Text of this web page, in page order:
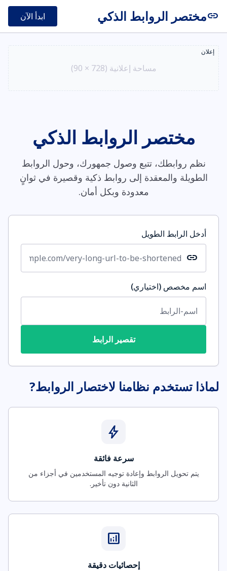
linkمختصر الروابط الذكي ابدأ الآن
إعلان
مساحة إعلانية (728 × 90)
مختصر الروابط الذكي
نظم روابطك، تتبع وصول جمهورك، وحول الروابط
الطويلة والمعقدة إلى روابط ذكية وقصيرة في ثوانٍ
معدودة وبكل أمان.
أدخل الرابط الطويل
link
اسم مخصص (اختياري)
تقصير الرابط
لماذا تستخدم نظامنا لاختصار الروابط?
bolt
سرعة فائقة
يتم تحويل الروابط وإعادة توجيه المستخدمين في أجزاء من
الثانية دون تأخير.
analytics
إحصائيات دقيقة